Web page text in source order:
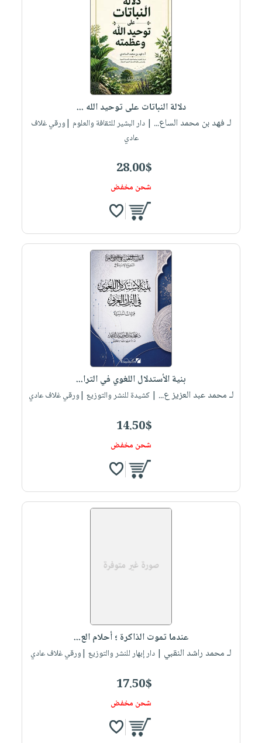
دلالة النباتات على توحيد الله ...
لـ فهد بن محمد الساع... | دار البشير للثقافة والعلوم |ورقي غلاف
عادي
28.00$
شحن مخفض
بنية الأستدلال اللغوي في الترا...
لـ محمد عبد العزيز ع... | كشيدة للنشر والتوزيع |ورقي غلاف عادي
14.50$
شحن مخفض
عندما تموت الذاكرة ؛ أحلام الع...
لـ محمد راشد النقبي | دار إبهار للنشر والتوزيع |ورقي غلاف عادي
17.50$
شحن مخفض